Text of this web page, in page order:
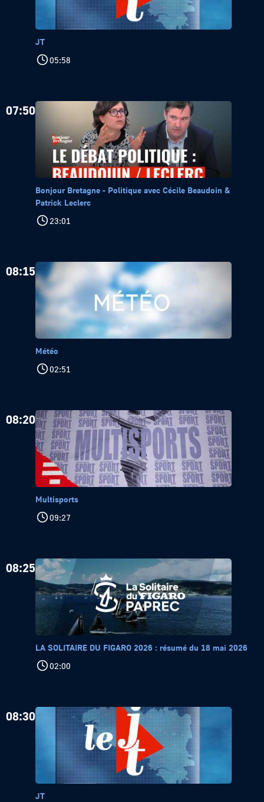
JT
05:58
07:50
Bonjour Bretagne - Politique avec Cécile Beaudoin &
Patrick Leclerc
23:01
08:15
Météo
02:51
08:20
Multisports
09:27
08:25
LA SOLITAIRE DU FIGARO 2026 : résumé du 18 mai 2026
02:00
08:30
JT